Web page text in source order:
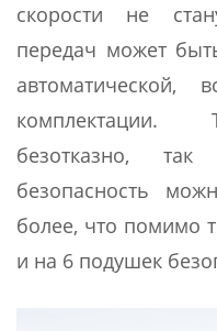
скорости не
передач может
комплектации.
безотказно,
безопасность
более, что помимо
и на 6 подушек